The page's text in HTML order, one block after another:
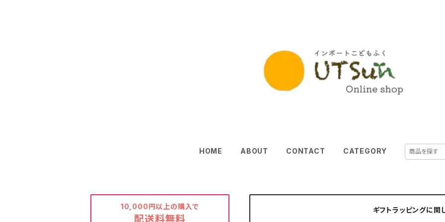
HOME ABOUT CONTACT CATEGORY
ギフトラッピングに関
10,000円以上の購入で
配送料無料